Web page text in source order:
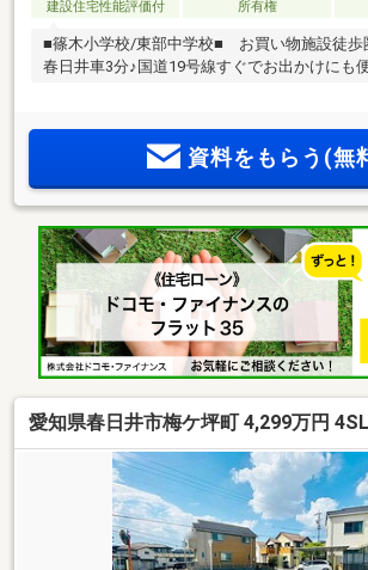
建設住宅性能評価付 所有権
■篠木小学校/東部中学校■ お買い物施設徒歩
春日井車3分♪国道19号線すぐでお出かけにも
資料をもらう(無
愛知県春日井市梅ケ坪町 4,299万円